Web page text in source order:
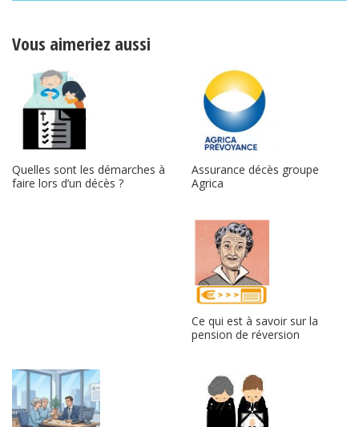
Vous aimeriez aussi
Quelles sont les démarches à
faire lors d’un décès ?
Assurance décès groupe
Agrica
Ce qui est à savoir sur la
pension de réversion